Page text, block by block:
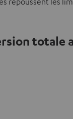
totale